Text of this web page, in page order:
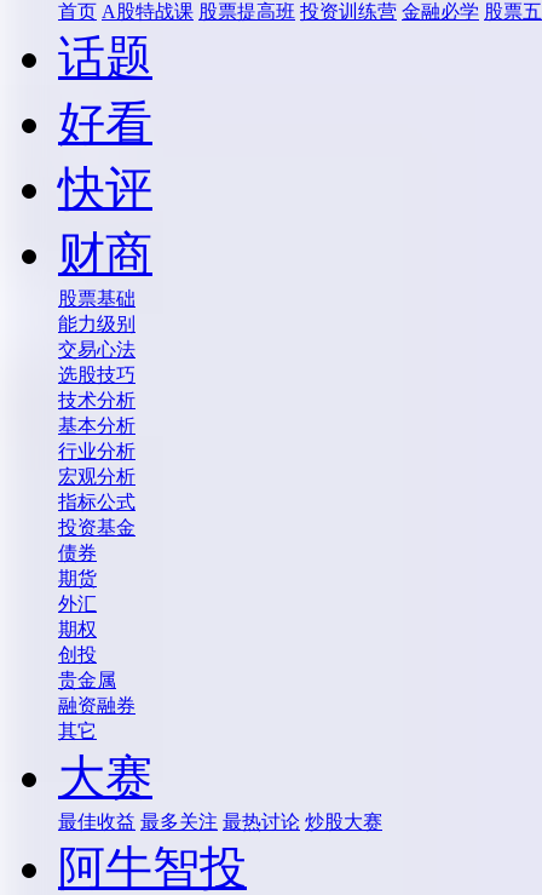
首页 A股特战课 股票提高班 投资训练营 金融必学 股票
话题
好看
快评
财商
股票基础
能力级别
交易心法
选股技巧
技术分析
基本分析
行业分析
宏观分析
指标公式
投资基金
债券
期货
外汇
期权
创投
贵金属
融资融券
其它
大赛
最佳收益 最多关注 最热讨论 炒股大赛
阿牛智投